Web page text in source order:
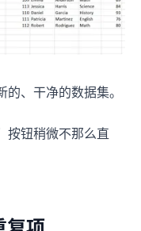
、干净的数据集。
钮稍微不那么直